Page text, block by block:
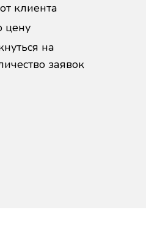
клиента
цену
на
заявок